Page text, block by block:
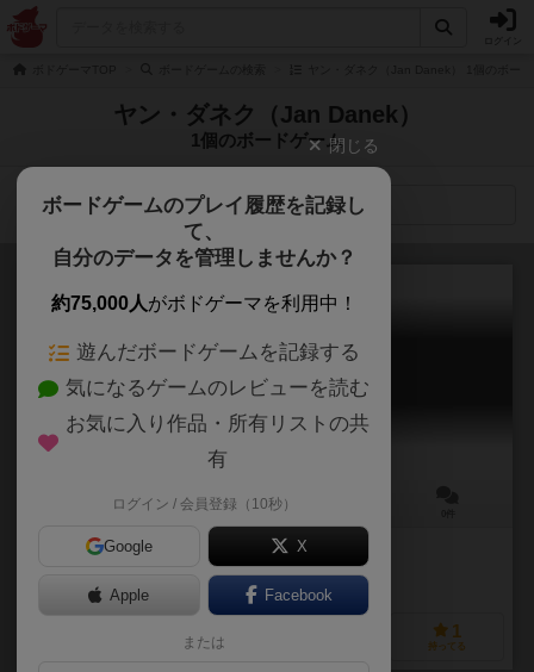
ヤン・ダネク（Jan Danek）
1個のボードゲーム
検索メニュー
マラッカ
Malacca
20～30分
作品説明文の編集者を募集中
経験あり
1
持ってる
閉じる
ボードゲームのプレイ履歴を記録し
て、
自分のデータを管理しませんか？
約75,000人がボドゲーマを利用中！
遊んだボードゲームを記録する
気になるゲームのレビューを読む
お気に入り作品・所有リストの共
有
ログイン / 会員登録（10秒）
Google X
Apple Facebook
または